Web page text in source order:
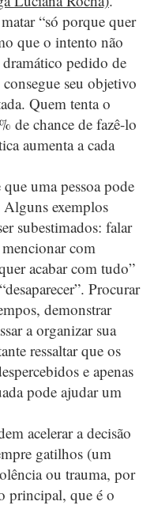
“só porque quer
que o intento não
pedido de
seu objetivo
Quem tenta o
de chance de fazê-lo
aumenta a cada
uma pessoa pode
Alguns exemplos
subestimados: falar
com
acabar com tudo”
Procurar
demonstrar
a organizar sua
ressaltar que os
e apenas
pode ajudar um
acelerar a decisão
gatilhos (um
ou trauma, por
principal, que é o